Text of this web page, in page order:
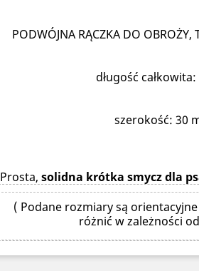
PODWÓJNA RĄCZKA DO OBROŻY,
długość
szerokość: 30
Prosta, solidna krótka smycz dla
( Podane rozmiary są
różnić w zależności